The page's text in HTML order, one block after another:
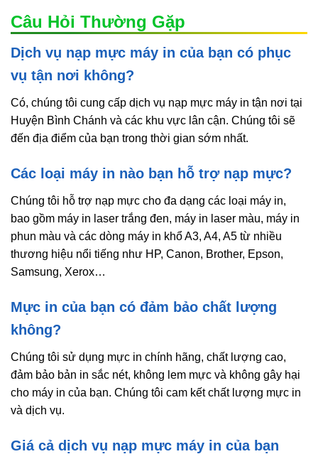
Câu Hỏi Thường Gặp
Dịch vụ nạp mực máy in của bạn có phục
vụ tận nơi không?
Có, chúng tôi cung cấp dịch vụ nạp mực máy in tận nơi tại
Huyện Bình Chánh và các khu vực lân cận. Chúng tôi sẽ
đến địa điểm của bạn trong thời gian sớm nhất.
Các loại máy in nào bạn hỗ trợ nạp mực?
Chúng tôi hỗ trợ nạp mực cho đa dạng các loại máy in,
bao gồm máy in laser trắng đen, máy in laser màu, máy in
phun màu và các dòng máy in khổ A3, A4, A5 từ nhiều
thương hiệu nổi tiếng như HP, Canon, Brother, Epson,
Samsung, Xerox…
Mực in của bạn có đảm bảo chất lượng
không?
Chúng tôi sử dụng mực in chính hãng, chất lượng cao,
đảm bảo bản in sắc nét, không lem mực và không gây hại
cho máy in của bạn. Chúng tôi cam kết chất lượng mực in
và dịch vụ.
Giá cả dịch vụ nạp mực máy in của bạn